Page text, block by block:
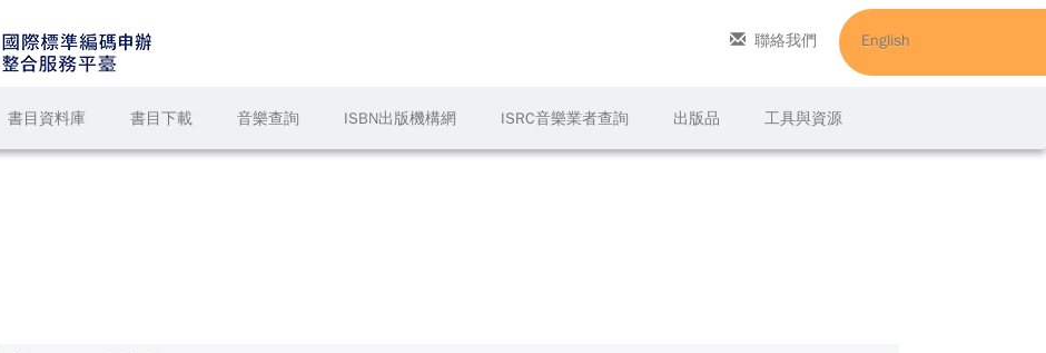
書目資料庫 書目下載 音樂查詢 ISBN出版機構網 ISRC音樂業者查詢 出版品 工具與資源
聯絡我們 English